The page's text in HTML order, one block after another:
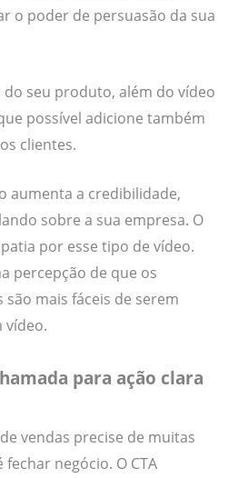
o poder de persuasão da sua
seu produto, além do vídeo
possível adicione também
clientes.
aumenta a credibilidade,
sobre a sua empresa. O
por esse tipo de vídeo.
percepção de que os
mais fáceis de serem
vídeo.
para ação clara
vendas precise de muitas
negócio. O CTA